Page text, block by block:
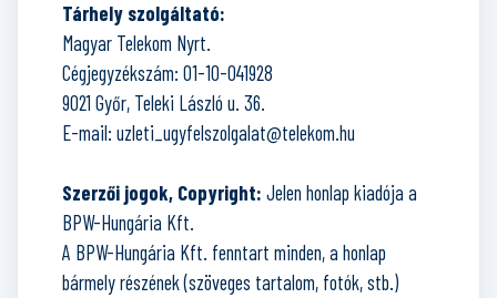
Tárhely szolgáltató:
Magyar Telekom Nyrt.
Cégjegyzékszám: 01-10-041928
9021 Győr, Teleki László u. 36.
E-mail: uzleti_ugyfelszolgalat@telekom.hu
Szerzői jogok, Copyright: Jelen honlap kiadója a
BPW-Hungária Kft.
A BPW-Hungária Kft. fenntart minden, a honlap
bármely részének (szöveges tartalom, fotók, stb.)